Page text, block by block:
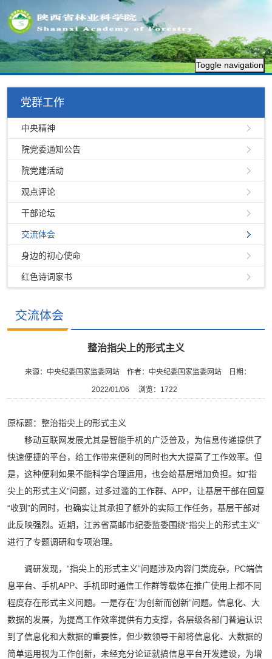
Toggle navigation
党群工作
中央精神
院党委通知公告
院党建活动
观点评论
干部论坛
交流体会
身边的初心使命
红色诗词家书
交流体会
整治指尖上的形式主义
来源：中央纪委国家监委网站 作者：中央纪委国家监委网站 日期：
2022/01/06 浏览： 1722
原标题：整治指尖上的形式主义
移动互联网发展尤其是智能手机的广泛普及，为信息传递提供了
快速便捷的平台，给工作带来便利的同时也大大提高了工作效率。但
是，这种便利如果不能科学合理运用，也会给基层增加负担。如“指
尖上的形式主义”问题，过多过滥的工作群、APP，让基层干部在回复
“收到”的同时，也确实让其承担了额外的实际工作任务，基层干部对
此反映强烈。近期，江苏省高邮市纪委监委围绕“指尖上的形式主义”
进行了专题调研和专项治理。
调研发现，“指尖上的形式主义”问题涉及内容门类庞杂，PC端信
息平台、手机APP、手机即时通信工作群等载体在推广使用上都不同
程度存在形式主义问题。一是存在“为创新而创新”问题。信息化、大
数据的发展，为提高工作效率提供有力支撑，各层级各部门普遍认识
到了信息化和大数据的重要性，但少数领导干部将信息化、大数据的
简单运用视为工作创新，未经充分论证就搞信息平台开发建设，为增